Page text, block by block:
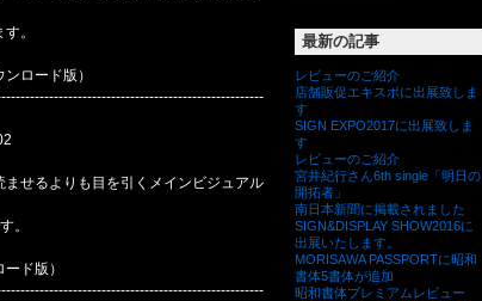
。
ンロード版）
せるよりも目を引くメインビジュアル
。
ード版）
最新の記事
レビューのご紹介
店舗販促エキスポに出展致しま
す
SIGN EXPO2017に出展致しま
す
レビューのご紹介
宮井紀行さん6th single「明日の
開拓者」
南日本新聞に掲載されました
SIGN&DISPLAY SHOW2016に
出展いたします。
MORISAWA PASSPORTに昭和
書体5書体が追加
昭和書体プレミアムレビュー